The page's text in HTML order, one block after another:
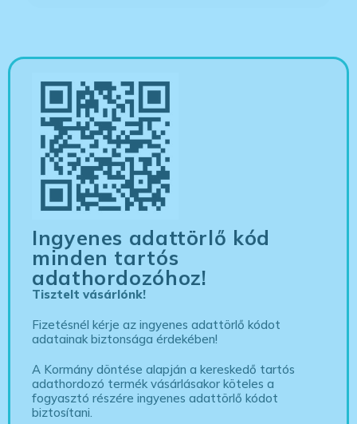
Ingyenes adattörlő kód
minden tartós
adathordozóhoz!
Tisztelt vásárlónk!
Fizetésnél kérje az ingyenes adattörlő kódot
adatainak biztonsága érdekében!
A Kormány döntése alapján a kereskedő tartós
adathordozó termék vásárlásakor köteles a
fogyasztó részére ingyenes adattörlő kódot
biztosítani.